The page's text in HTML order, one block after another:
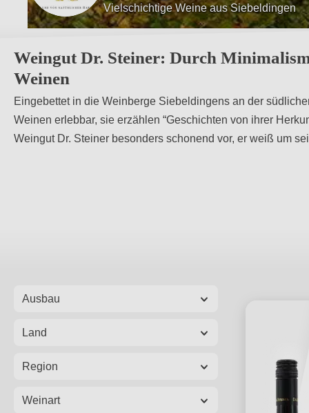
Vielschichtige Weine aus Siebeldingen
Ungeschminkte Naturschönheiten
Weingut Dr. Steiner: Durch
Weinen
Eingebettet in die Weinberge Siebeldingens an der
Weinen erlebbar, sie erzählen “Geschichten von ihrer
Weingut Dr. Steiner besonders schonend vor, er weiß um
Ausbau
Land
Region
Weinart